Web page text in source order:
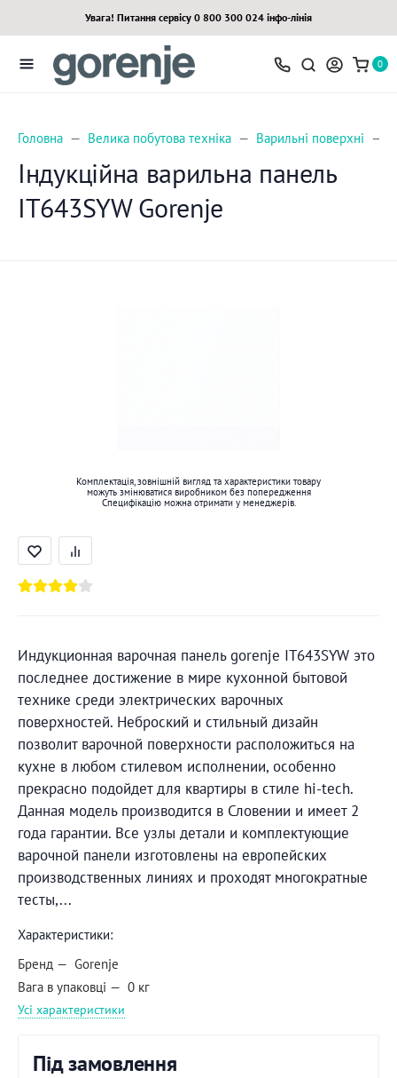
Увага! Питання сервісу 0 800 300 024 інфо-лінія
0
Головна Велика побутова техніка Варильні поверхні
Індукційна варильна панель
IT643SYW Gorenje
Комплектація, зовнішній вигляд та характеристики товару
можуть змінюватися виробником без попередження
Специфікацію можна отримати у менеджерів.
Индукционная варочная панель gorenje IT643SYW это
последнее достижение в мире кухонной бытовой
технике среди электрических варочных
поверхностей. Неброский и стильный дизайн
позволит варочной поверхности расположиться на
кухне в любом стилевом исполнении, особенно
прекрасно подойдет для квартиры в стиле hi-tech.
Данная модель производится в Словении и имеет 2
года гарантии. Все узлы детали и комплектующие
варочной панели изготовлены на европейских
производственных линиях и проходят многократные
тесты,...
Характеристики:
Бренд
Gorenje
Вага в упаковці
0 кг
Усі характеристики
Під замовлення